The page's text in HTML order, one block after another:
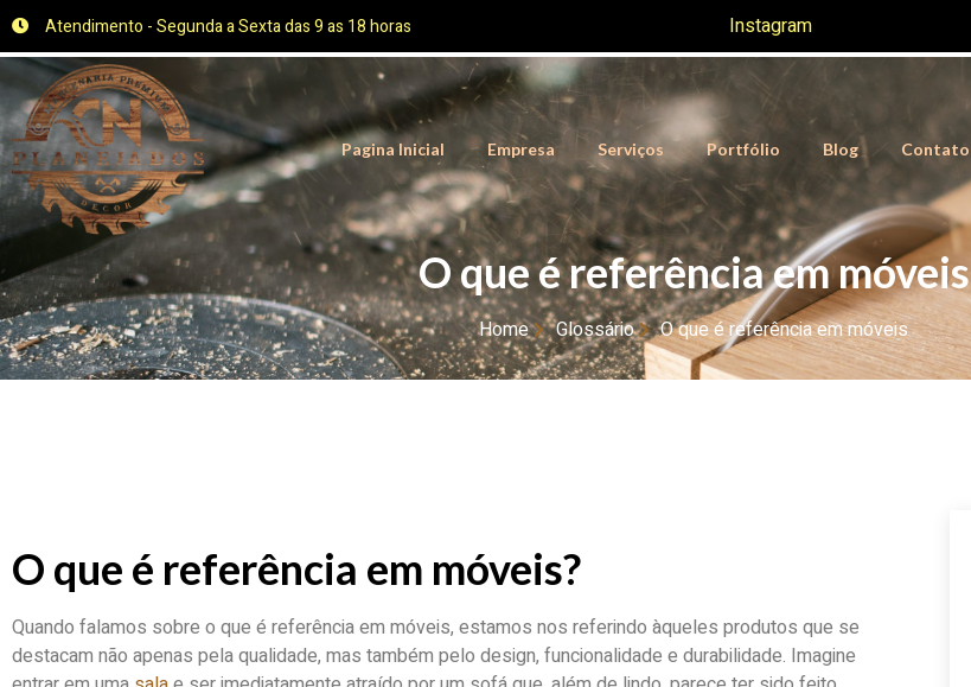
Atendimento - Segunda a Sexta das 9 as 18 horas Instagram
Pagina Inicial Empresa Serviços Portfólio Blog Contato
O que é referência em móveis
Home Glossário O que é referência em móveis
O que é referência em móveis?
Quando falamos sobre o que é referência em móveis, estamos nos referindo àqueles produtos que se
destacam não apenas pela qualidade, mas também pelo design, funcionalidade e durabilidade. Imagine